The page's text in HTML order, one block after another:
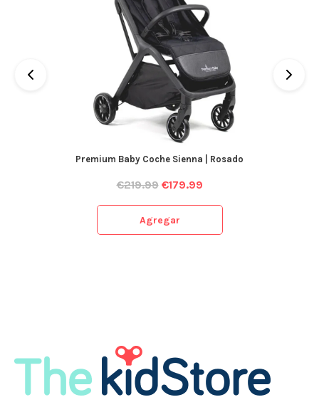
Premium Baby Coche Sienna | Rosado
€219.99 €179.99
Agregar